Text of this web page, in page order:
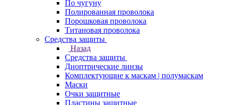
По чугуну
Полированная проволока
Порошковая проволока
Титановая проволока
Средства защиты
Назад
Средства защиты
Диоптрические линзы
Комплектующие к маскам | полумаскам
Маски
Очки защитные
Пластины защитные